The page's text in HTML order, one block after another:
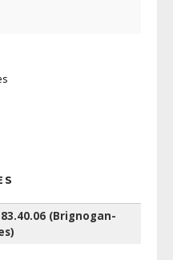
(Brignogan-